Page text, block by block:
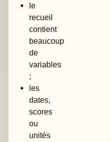
le
recueil
contient
beaucoup
de
variables
;
les
dates,
scores
ou
unités